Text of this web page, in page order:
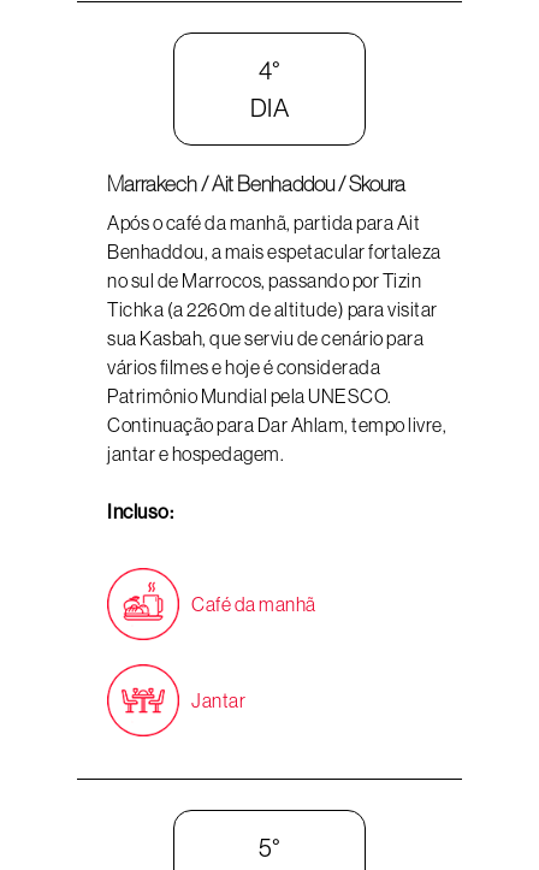
4°
DIA
Marrakech / Ait Benhaddou / Skoura
Após o café da manhã, partida para Ait
Benhaddou, a mais espetacular fortaleza
no sul de Marrocos, passando por Tizin
Tichka (a 2260m de altitude) para visitar
sua Kasbah, que serviu de cenário para
vários filmes e hoje é considerada
Patrimônio Mundial pela UNESCO.
Continuação para Dar Ahlam, tempo livre,
jantar e hospedagem.
Incluso:
Café da manhã
Jantar
5°